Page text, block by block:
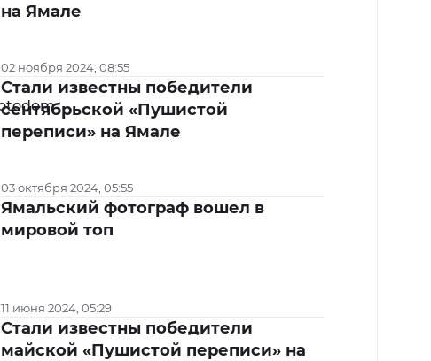
на Ямале
02 ноября 2024, 08:55
Стали известны победители
сентябрьской «Пушистой
переписи» на Ямале
03 октября 2024, 05:55
Ямальский фотограф вошел в
мировой топ
11 июня 2024, 05:29
Стали известны победители
майской «Пушистой переписи» на